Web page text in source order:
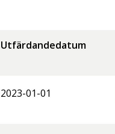
Utfärdandedatum
2023-01-01